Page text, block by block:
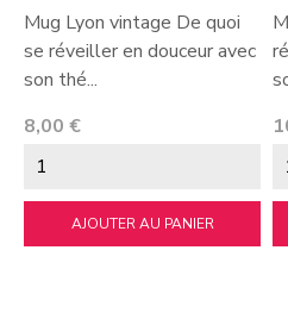
Mug Lyon vintage De quoi
se réveiller en douceur avec
son thé...
Prix
8,00 €
AJOUTER AU PANIER